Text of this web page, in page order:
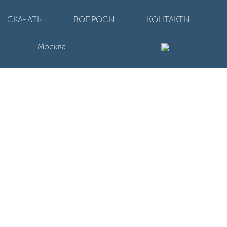
СКАЧАТЬ ВОПРОСЫ КОНТАКТЫ
Москва